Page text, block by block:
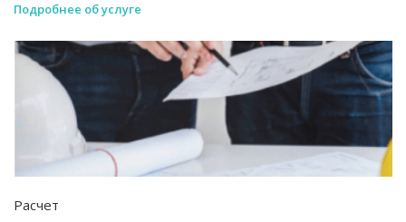
Подробнее об услуге
Расчет